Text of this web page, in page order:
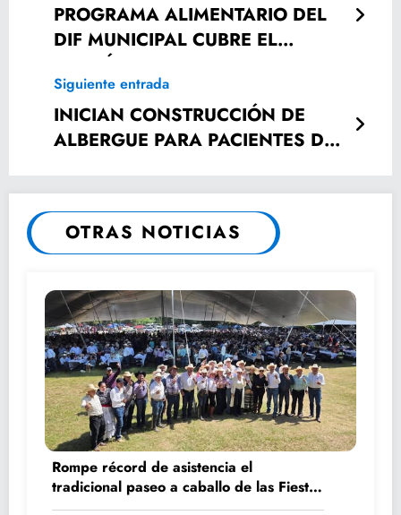
PROGRAMA ALIMENTARIO DEL
DIF MUNICIPAL CUBRE EL
PADRÓN EXISTENTE.
Siguiente entrada
INICIAN CONSTRUCCIÓN DE
ALBERGUE PARA PACIENTES DEL
OTRAS NOTICIAS
Rompe récord de asistencia el
tradicional paseo a caballo de las Fiestas
de Santiago y Santa Ana